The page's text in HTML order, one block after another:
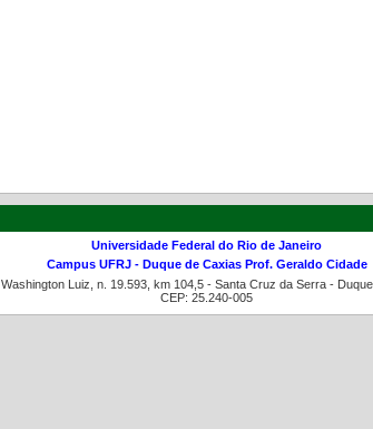
Universidade Federal do Rio de Janeiro
Campus UFRJ - Duque de Caxias Prof. Geraldo Cidade
Luiz, n. 19.593, km 104,5 - Santa Cruz da Serra -
CEP: 25.240-005